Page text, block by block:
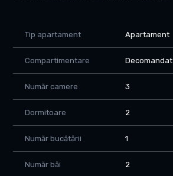
Etaj: 4/4
Bloc anvelopat termic plus acoperis
Compartimentare:
Living spațios și luminos
Bucătărie separată
2 dormitoare;
2 băi;
Balcon închis
Dotări și beneficii:
Tip apartament Apartament
Compartimentare Decomandat
Număr camere 3
Dormitoare 2
Număr bucătării 1
Număr băi 2